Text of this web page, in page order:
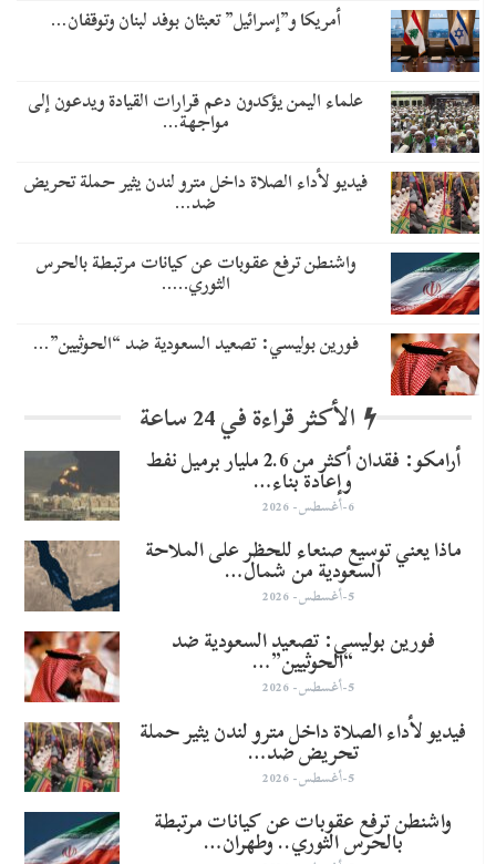
أمريكا و”إسرائيل” تعبثان بوفد لبنان وتوقفان…
علماء اليمن يؤكدون دعم قرارات القيادة ويدعون إلى
مواجهة…
فيديو لأداء الصلاة داخل مترو لندن يثير حملة تحريض
ضد…
واشنطن ترفع عقوبات عن كيانات مرتبطة بالحرس
الثوري..…
​فورين بوليسي: تصعيد السعودية ضد “الحوثيين”…
الأكثر قراءة في 24 ساعة
أرامكو: فقدان أكثر من 2.6 مليار برميل نفط
وإعادة بناء…
6-أغسطس- 2026
ماذا يعني توسيع صنعاء للحظر على الملاحة
السعودية من شمال…
5-أغسطس- 2026
​فورين بوليسي: تصعيد السعودية ضد
“الحوثيين”…
5-أغسطس- 2026
فيديو لأداء الصلاة داخل مترو لندن يثير حملة
تحريض ضد…
5-أغسطس- 2026
واشنطن ترفع عقوبات عن كيانات مرتبطة
بالحرس الثوري.. وطهران…